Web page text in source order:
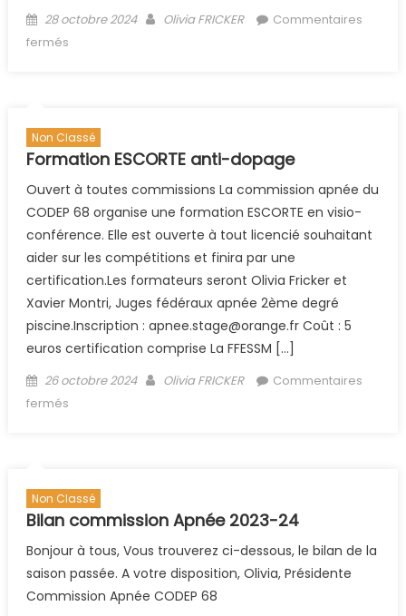
Posted on
28 octobre 2024 Author
Olivia FRICKER
Commentaires
fermés
Non Classé
Formation ESCORTE anti-dopage
Ouvert à toutes commissions La commission apnée du
CODEP 68 organise une formation ESCORTE en visio-
conférence. Elle est ouverte à tout licencié souhaitant
aider sur les compétitions et finira par une
certification.Les formateurs seront Olivia Fricker et
Xavier Montri, Juges fédéraux apnée 2ème degré
piscine.Inscription : apnee.stage@orange.fr Coût : 5
euros certification comprise La FFESSM […]
Posted on
26 octobre 2024 Author
Olivia FRICKER
Commentaires
fermés
Non Classé
Bilan commission Apnée 2023-24
Bonjour à tous, Vous trouverez ci-dessous, le bilan de la
saison passée. A votre disposition, Olivia, Présidente
Commission Apnée CODEP 68